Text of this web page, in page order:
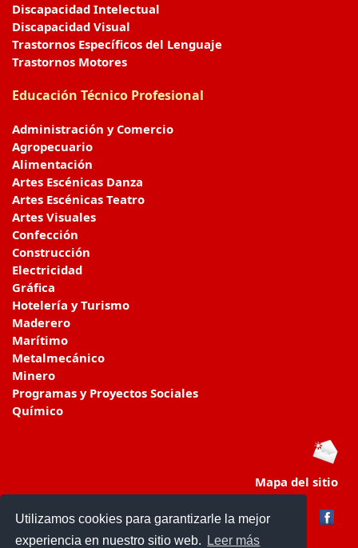
Utilizamos cookies para garantizarle la mejor
experiencia en nuestro sitio web.
Leer más
Discapacidad Intelectual
Discapacidad Visual
Trastornos Específicos del Lenguaje
Trastornos Motores
Educación Técnico Profesional
Administración y Comercio
Agropecuario
Alimentación
Artes Escénicas Danza
Artes Escénicas Teatro
Artes Visuales
Confección
Construcción
Electricidad
Gráfica
Hotelería y Turismo
Maderero
Marítimo
Metalmecánico
Minero
Programas y Proyectos Sociales
Químico
Mapa del sitio